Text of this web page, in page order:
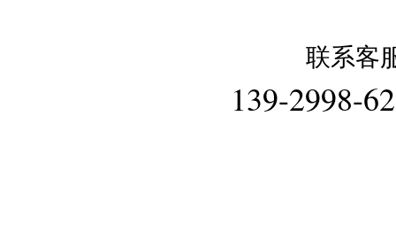
联系客
139-2998-